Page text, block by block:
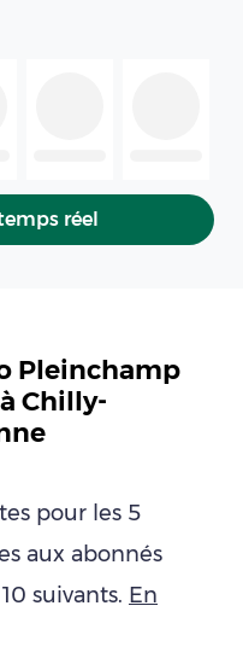
réel
Pleinchamp
Chilly-
pour les 5
aux abonnés
suivants. En